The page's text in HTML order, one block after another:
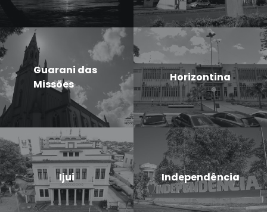
Guarani das
Missões
Horizontina
Ijui Independência